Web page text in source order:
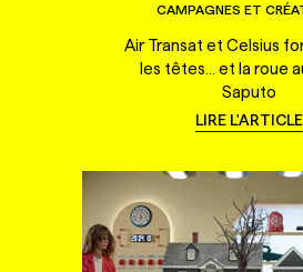
CAMPAGNES ET
Air Transat et Celsius
les têtes... et la roue
Saputo
LIRE L'ARTICLE